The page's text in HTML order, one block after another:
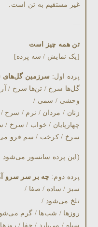
غیر مستقیم به تن است.
—
تن همه چیز است
[يک نمايش / سه پرده]
پرده اول: سرزمين گل‌های
گل‌ھا سرخ / تن‌ها سرخ /
وحشی / سمی /
زنان / مردان / نرم /
چهارپايان / خواب / سرخ /
سرخ / کرخت / سم فرو
(اين پرده سانسور می‌شود
پرده دوم: چه بر سر سرو
سبز / ساده / صفا /
تلخ می‌شود /
روزها / شب‌ها / گرم
سياه / می‌بارد / جفا /